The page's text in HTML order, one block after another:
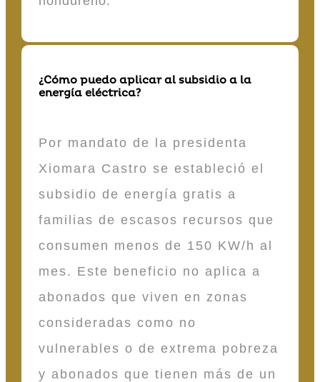
¿Cómo puedo aplicar al subsidio a la
energía eléctrica?
Por mandato de la presidenta
Xiomara Castro se estableció el
subsidio de energía gratis a
familias de escasos recursos que
consumen menos de 150 KW/h al
mes. Este beneficio no aplica a
abonados que viven en zonas
consideradas como no
vulnerables o de extrema pobreza
y abonados que tienen más de un